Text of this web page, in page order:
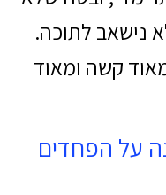
נישאב לתוכה.
קשה ומאוד
על הפחדים